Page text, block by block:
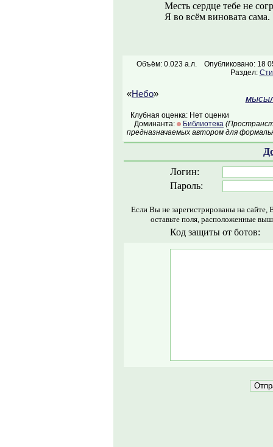
Месть сердце тебе не
Я во всём виновата сама.
Объём: 0.023 а.л.
Опубликовано: 18
Раздел:
«Небо»
Клубная оценка: Нет оценки
Доминанта:
Библиотека
предназначаемых автором для
Логин:
Пароль:
Если Вы не зарегистрированы на
оставьте поля, расположенные
Код защиты от ботов: